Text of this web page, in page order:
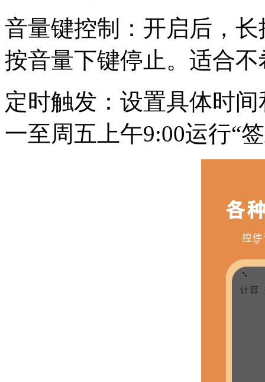
音量键控制：开启后，
按音量下键停止。适合
定时触发：设置具体时
一至周五上午9:00运行“